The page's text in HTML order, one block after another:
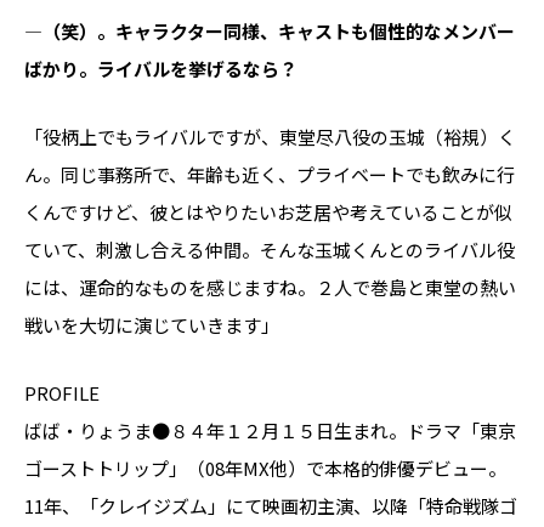
―（笑）。キャラクター同様、キャストも個性的なメンバー
ばかり。ライバルを挙げるなら？
「役柄上でもライバルですが、東堂尽八役の玉城（裕規）く
ん。同じ事務所で、年齢も近く、プライベートでも飲みに行
くんですけど、彼とはやりたいお芝居や考えていることが似
ていて、刺激し合える仲間。そんな玉城くんとのライバル役
には、運命的なものを感じますね。２人で巻島と東堂の熱い
戦いを大切に演じていきます」
PROFILE
ばば・りょうま●８４年１２月１５日生まれ。ドラマ「東京
ゴーストトリップ」（08年MX他）で本格的俳優デビュー。
11年、「クレイジズム」にて映画初主演、以降「特命戦隊ゴ